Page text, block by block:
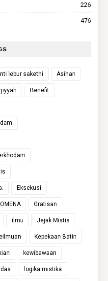
226
476
lebur sakethi Asihan
Benefit
Eksekusi
Gratisan
ilmu Jejak Mistis
Kepekaan Batin
kewibawaan
logika mistika